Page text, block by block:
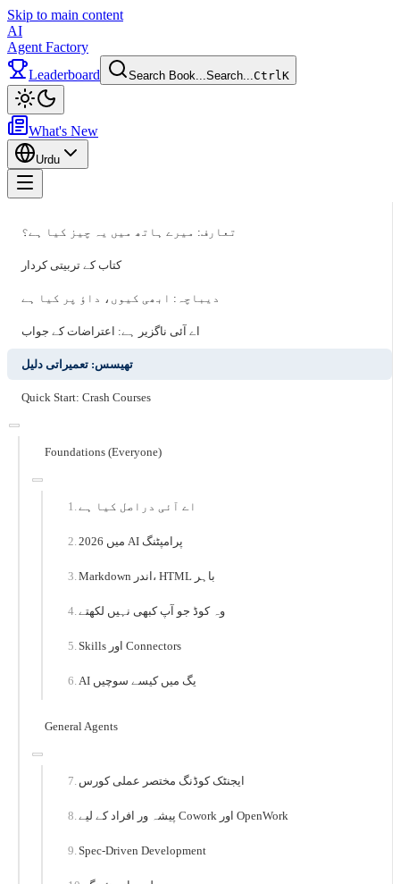
Skip to main content
AI
Agent Factory
Leaderboard
Search Book...Search...CtrlK
What's New
Urdu
تعارف: میرے ہاتھ میں یہ چیز کیا ہے؟
کتاب کے تربیتی کردار
دیباچہ: ابھی کیوں، داؤ پر کیا ہے
اے آئی ناگزیر ہے: اعتراضات کے جواب
تھیسس: تعمیراتی دلیل
Quick Start: Crash Courses
Foundations (Everyone)
اے آئی دراصل کیا ہے
2026 میں AI پرامپٹنگ
Markdown اندر، HTML باہر
وہ کوڈ جو آپ کبھی نہیں لکھتے
Skills اور Connectors
AI یگ میں کیسے سوچیں
General Agents
ایجنٹک کوڈنگ مختصر عملی کورس
پیشہ ور افراد کے لیے Cowork اور OpenWork
Spec-Driven Development